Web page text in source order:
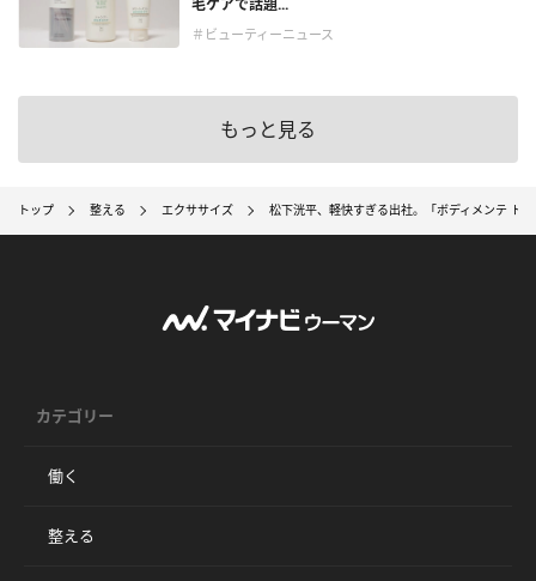
＃ビューティーニュース
もっと見る
トップ 整える エクササイズ 松下洸平、軽快すぎる出社。「ボディメンテ ド
カテゴリー
働く
整える